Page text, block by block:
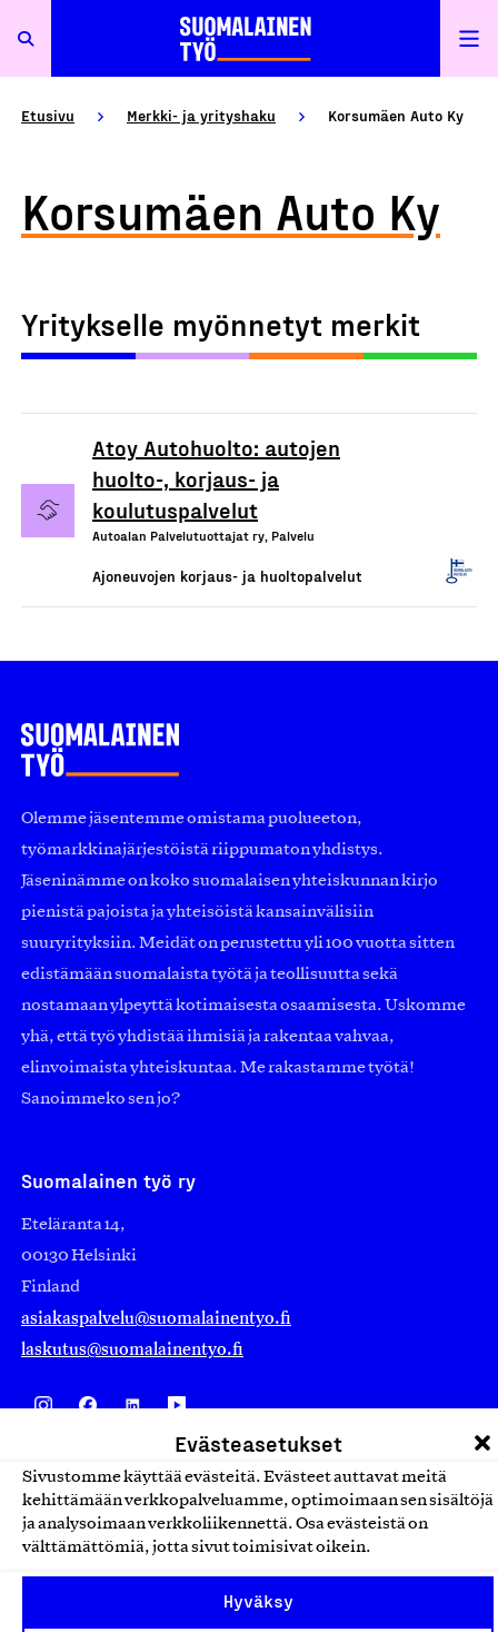
Evästeasetukset
Sivustomme käyttää evästeitä. Evästeet auttavat meitä
kehittämään verkkopalveluamme, optimoimaan sen sisältöjä
ja analysoimaan verkkoliikennettä. Osa evästeistä on
välttämättömiä, jotta sivut toimisivat oikein.
Hyväksy
Etusivu Merkki- ja yrityshaku Korsumäen Auto Ky
Korsumäen Auto Ky
Yritykselle myönnetyt merkit
Atoy Autohuolto: autojen
huolto-, korjaus- ja
koulutuspalvelut
Autoalan Palvelutuottajat ry, Palvelu
Ajoneuvojen korjaus- ja huoltopalvelut
Olemme jäsentemme omistama puolueeton,
työmarkkinajärjestöistä riippumaton yhdistys.
Jäseninämme on koko suomalaisen yhteiskunnan kirjo
pienistä pajoista ja yhteisöistä kansainvälisiin
suuryrityksiin. Meidät on perustettu yli 100 vuotta sitten
edistämään suomalaista työtä ja teollisuutta sekä
nostamaan ylpeyttä kotimaisesta osaamisesta. Uskomme
yhä, että työ yhdistää ihmisiä ja rakentaa vahvaa,
elinvoimaista yhteiskuntaa. Me rakastamme työtä!
Sanoimmeko sen jo?
Suomalainen työ ry
Eteläranta 14,
00130 Helsinki
Finland
asiakaspalvelu@suomalainentyo.fi
laskutus@suomalainentyo.fi
Avainlippu